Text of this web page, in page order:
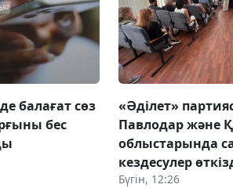
балағат сөз
бес
«Әділет»
Павлодар және
облыстарында
кездесулер
Бүгін, 12:26